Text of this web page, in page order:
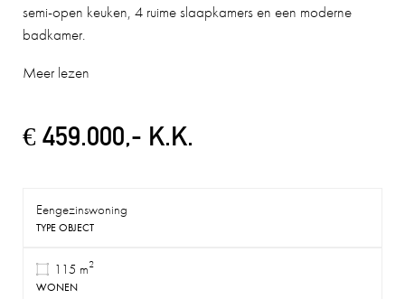
semi-open keuken, 4 ruime slaapkamers en een moderne
badkamer.
Meer lezen
€ 459.000,- K.K.
Eengezinswoning
TYPE OBJECT
115 m2
WONEN